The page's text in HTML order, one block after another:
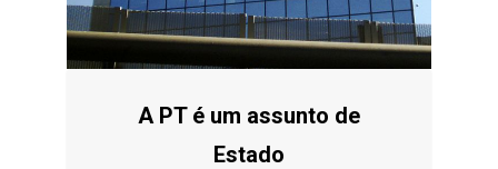
A PT é um assunto de
Estado